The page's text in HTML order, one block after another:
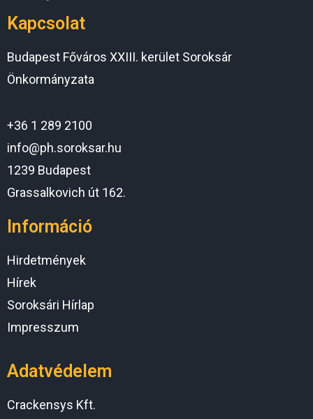
Kapcsolat
Budapest Főváros XXIII. kerület Soroksár
Önkormányzata
+36 1 289 2100
info@ph.soroksar.hu
1239 Budapest
Grassalkovich út 162.
Információ
Hirdetmények
Hírek
Soroksári Hírlap
Impresszum
Adatvédelem
Crackensys Kft.